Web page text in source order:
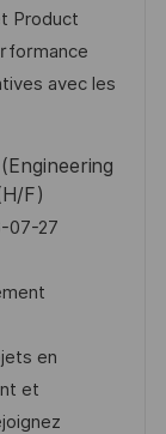
Product
avec les
F)
07-27
en
et